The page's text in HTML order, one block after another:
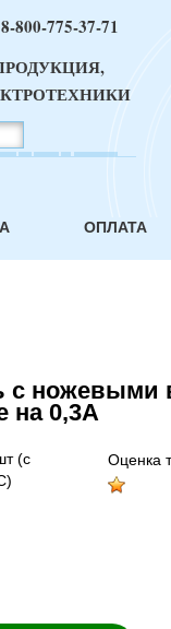
8-800-775-37-71
ОПЛАТА
с
на 0,3А
(с
Оценка